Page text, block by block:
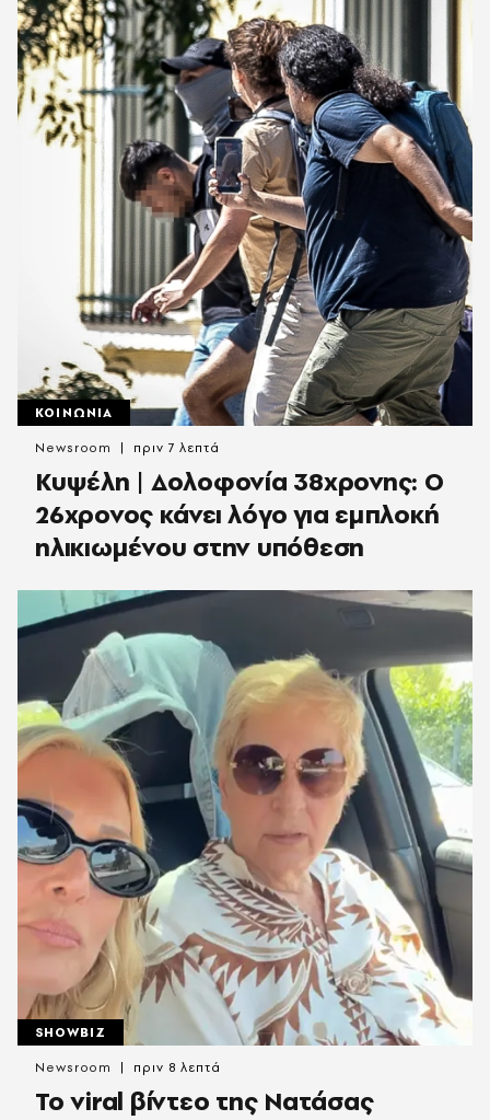
ΚΟΙΝΩΝΙΑ
Κυψέλη | Δολοφονία 38χρονης: Ο
26χρονος κάνει λόγο για εμπλοκή
ηλικιωμένου στην υπόθεση
Newsroom πριν 7 λεπτά
SHOWBIZ
Το viral βίντεο της Νατάσας
Newsroom πριν 8 λεπτά